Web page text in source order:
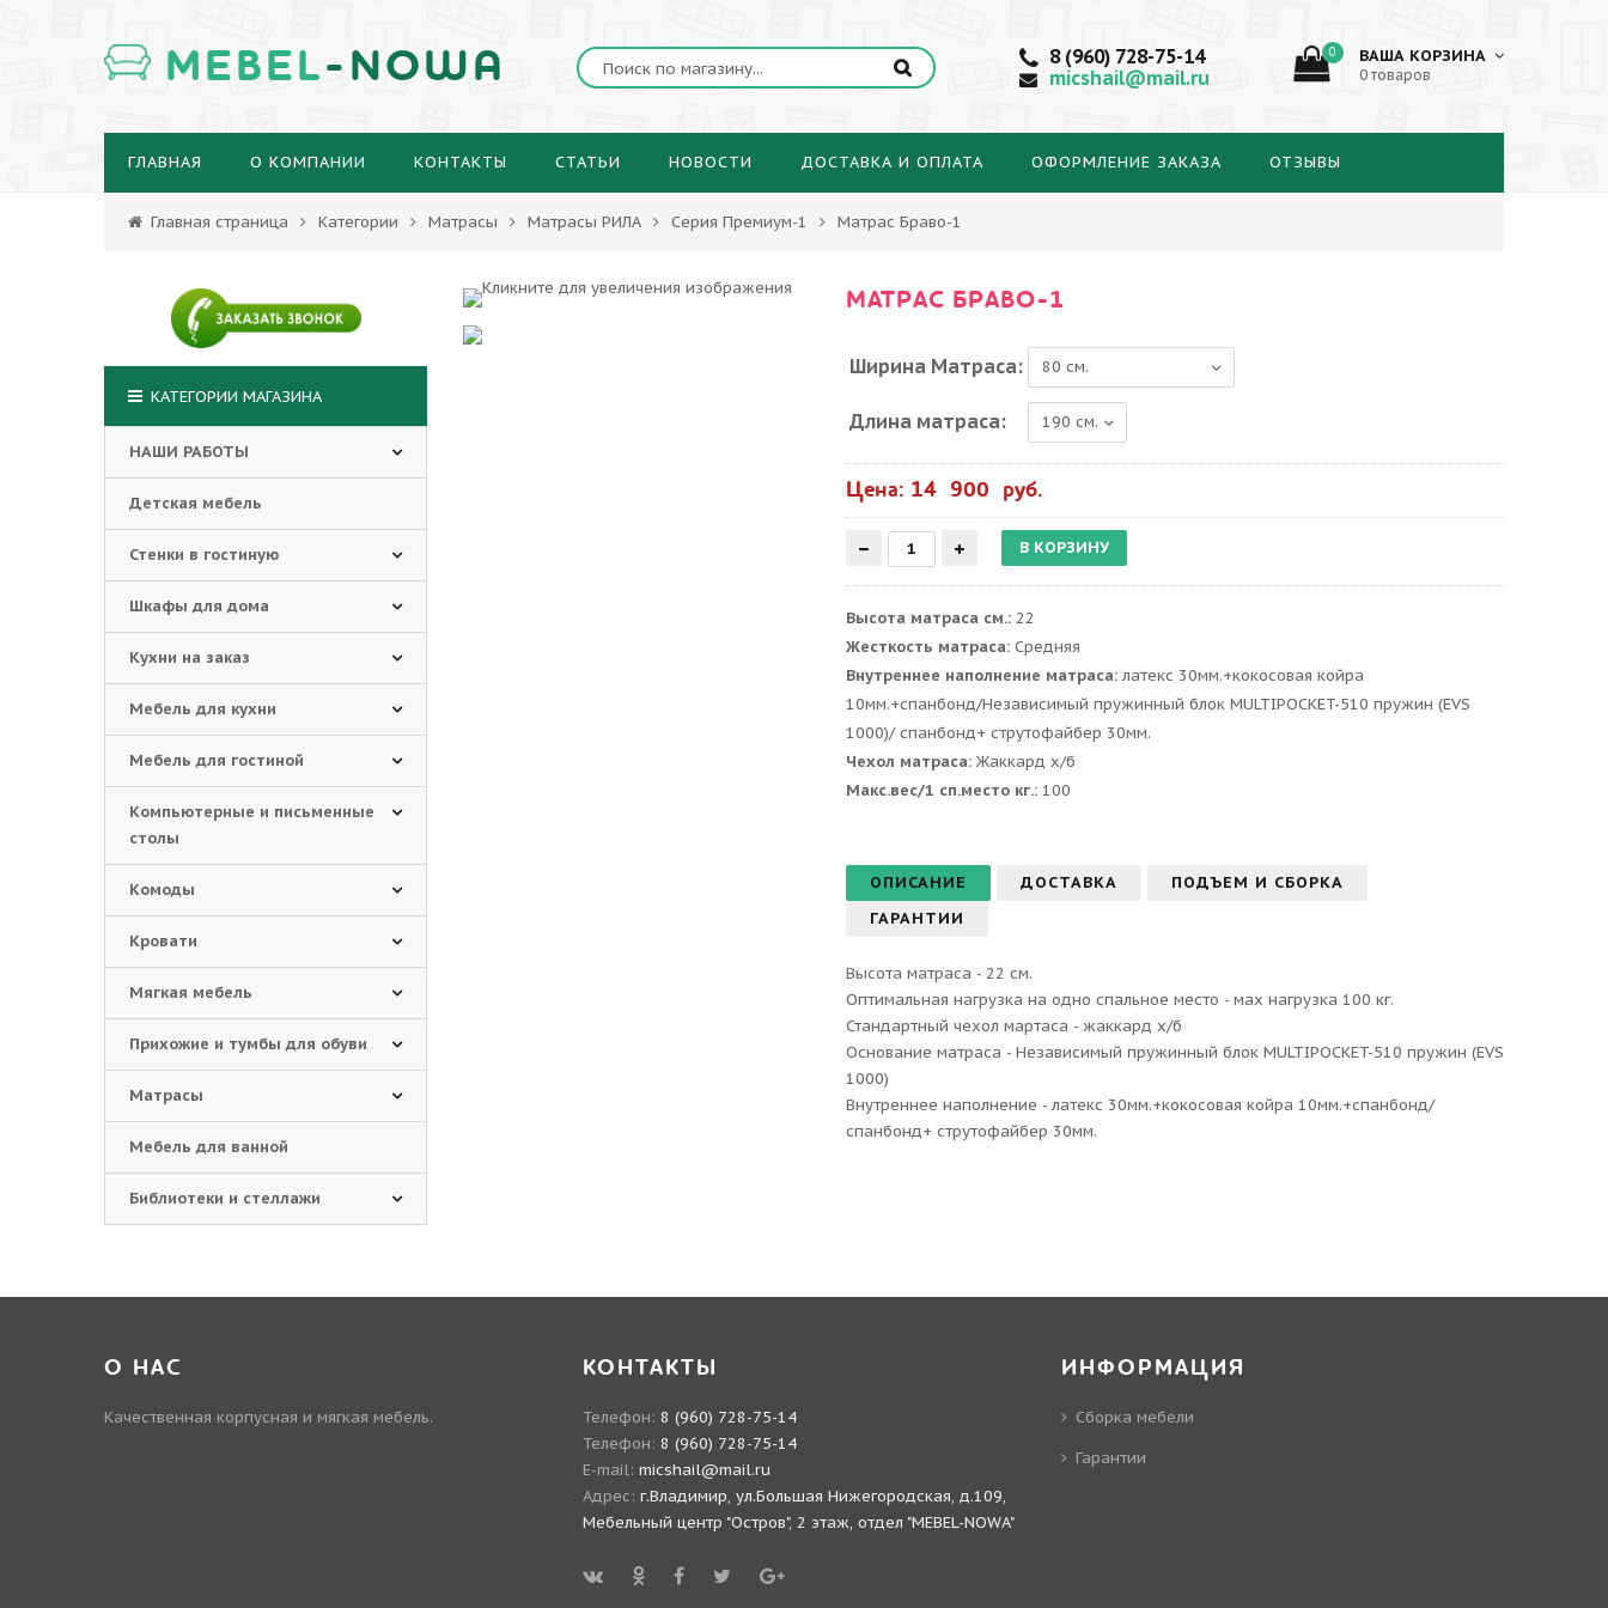
MEBEL-NOWA
8 (960) 728-75-14
micshail@mail.ru
0 ВАША КОРЗИНА
0 товаров
ГЛАВНАЯ О КОМПАНИИ КОНТАКТЫ СТАТЬИ НОВОСТИ ДОСТАВКА И ОПЛАТА ОФОРМЛЕНИЕ ЗАКАЗА ОТЗЫВЫ
Главная страница Категории Матрасы Матрасы РИЛА Серия Премиум-1 Матрас Браво-1
МАТРАС БРАВО-1
Ширина Матраса:
Длина матраса:
Цена: 14 900 руб.
Высота матраса см.: 22
Жесткость матраса: Средняя
Внутреннее наполнение матраса: латекс 30мм.+кокосовая койра
10мм.+спанбонд/Независимый пружинный блок MULTIPOCKET-510 пружин (EVS
1000)/ спанбонд+ струтофайбер 30мм.
Чехол матраса: Жаккард х/б
Макс.вес/1 сп.место кг.: 100
ОПИСАНИЕ ДОСТАВКА
ПОДЪЕМ И СБОРКА
ГАРАНТИИ
Высота матраса - 22 см.
Оптимальная нагрузка на одно спальное место - мах нагрузка 100 кг.
Стандартный чехол мартаса - жаккард х/б
Основание матраса - Независимый пружинный блок MULTIPOCKET-510 пружин (EVS
1000)
Внутреннее наполнение - латекс 30мм.+кокосовая койра 10мм.+спанбонд/
спанбонд+ струтофайбер 30мм.
КАТЕГОРИИ МАГАЗИНА
НАШИ РАБОТЫ
Детская мебель
Стенки в гостиную
Шкафы для дома
Кухни на заказ
Мебель для кухни
Мебель для гостиной
Компьютерные и письменные
столы
Комоды
Кровати
Мягкая мебель
Прихожие и тумбы для обуви
Матрасы
Мебель для ванной
Библиотеки и стеллажи
О НАС
Качественная корпусная и мягкая мебель.
КОНТАКТЫ
Телефон: 8 (960) 728-75-14
Телефон: 8 (960) 728-75-14
E-mail: micshail@mail.ru
Адрес: г.Владимир, ул.Большая Нижегородская, д.109,
Мебельный центр "Остров", 2 этаж, отдел "MEBEL-NOWA"
ИНФОРМАЦИЯ
Сборка мебели
Гарантии